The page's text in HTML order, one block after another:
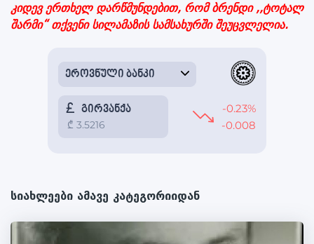
კიდევ ერთხელ დარწმუნდებით, რომ ბრენდი ,,ტოტალ
შარმი“ თქვენი სილამაზის სამსახურში შეუცვლელია.
სიახლეები ამავე კატეგორიიდან